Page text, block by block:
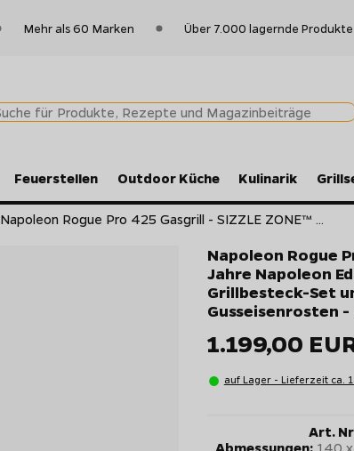
Mehr als 60 Marken Über 7.000 lagernde Produkte
Feuerstellen Outdoor Küche Kulinarik
Napoleon Rogue Pro 425 Gasgrill - SIZZLE ZONE™ ...
Napoleon Rogue
Jahre Napoleon
Grillbesteck-Set
Gusseisenrosten
1.199,00
auf Lager - Lieferzeit ca.
Art.